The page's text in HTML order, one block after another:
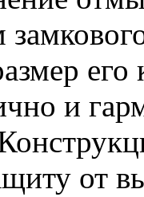
его
и
от